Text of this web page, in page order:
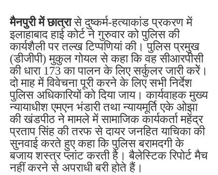
मैनपुरी में छात्रासे दुष्कर्म-हत्याकांड प्रकरण में
इलाहाबाद हाई कोर्ट ने गुरुवार को पुलिस की
कार्यशैली पर तल्ख टिप्पणियां की। पुलिस प्रमुख
(डीजीपी) मुकुल गोयल से कहा कि वह सीआरपीसी
की धारा 173 का पालन के लिए सर्कुलर जारी करेें।
दो माह में विवेचना पूरी करने के लिए सभी निर्देश
पुलिस अधिकारियों को दिया जाय। कार्यवाहक मुख्य
न्यायाधीश एमएन भंडारी तथा न्यायमूर्ति एके ओझा
की खंडपीठ ने मामले में सामाजिक कार्यकर्ता महेंद्र
प्रताप सिंह की तरफ से दायर जनहित याचिका की
सुनवाई करते हुए कहा कि पुलिस बरामदगी के
बजाय शस्त्र प्लांट करती है। बैलेस्टिक रिपोर्ट मैच
नहीं करने से अपराधी बरी होते हैं।